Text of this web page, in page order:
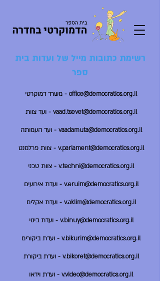
רשימת כתובות מייל של ועדות בית
ספר
office@democratics.org.il - משרד דמוקרטי
vaad.tsevet@democratics.org.il - ועד צוות
vaadamuta@democratics.org.il - ועד העמותה
v.parlament@democratics.org.il - צוות פרלמנט
v.techni@democratics.org.il - צוות טכני
v.eruim@democratics.org.il - ועדת אירועים
v.aklim@democratics.org.il - ועדת אקלים
v.binuy@democratics.org.il - ועדת בינוי
v.bikurim@democratics.org.il - ועדת ביקורים
v.bikoret@democratics.org.il - ועדת ביקורת
v.video@democratics.org.il - ועדת וידאו